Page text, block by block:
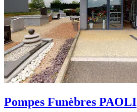
Pompes Funèbres PAOLI